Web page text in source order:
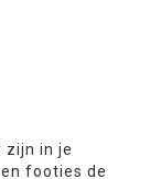
zijn in je
footies de